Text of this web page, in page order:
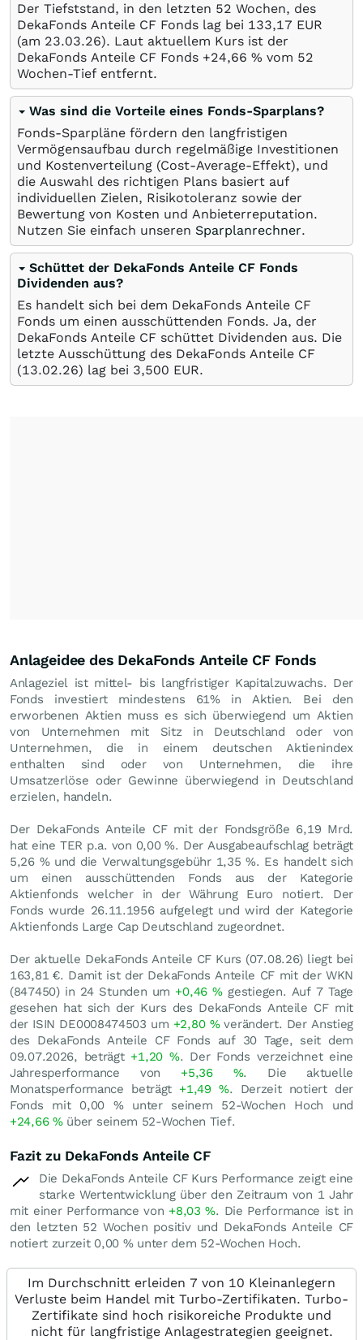
Der Tiefststand, in den letzten 52 Wochen, des
DekaFonds Anteile CF Fonds lag bei 133,17 EUR
(am 23.03.26). Laut aktuellem Kurs ist der
DekaFonds Anteile CF Fonds +24,66 % vom 52
Wochen-Tief entfernt.
Was sind die Vorteile eines Fonds-Sparplans?
Fonds-Sparpläne fördern den langfristigen
Vermögensaufbau durch regelmäßige Investitionen
und Kostenverteilung (Cost-Average-Effekt), und
die Auswahl des richtigen Plans basiert auf
individuellen Zielen, Risikotoleranz sowie der
Bewertung von Kosten und Anbieterreputation.
Nutzen Sie einfach unseren Sparplanrechner.
Schüttet der DekaFonds Anteile CF Fonds
Dividenden aus?
Es handelt sich bei dem DekaFonds Anteile CF
Fonds um einen ausschüttenden Fonds. Ja, der
DekaFonds Anteile CF schüttet Dividenden aus. Die
letzte Ausschüttung des DekaFonds Anteile CF
(13.02.26) lag bei 3,500 EUR.
Anlageidee des DekaFonds Anteile CF Fonds
Anlageziel ist mittel- bis langfristiger Kapitalzuwachs. Der
Fonds investiert mindestens 61% in Aktien. Bei den
erworbenen Aktien muss es sich überwiegend um Aktien
von Unternehmen mit Sitz in Deutschland oder von
Unternehmen, die in einem deutschen Aktienindex
enthalten sind oder von Unternehmen, die ihre
Umsatzerlöse oder Gewinne überwiegend in Deutschland
erzielen, handeln.
Der DekaFonds Anteile CF mit der Fondsgröße 6,19 Mrd.
hat eine TER p.a. von 0,00 %. Der Ausgabeaufschlag beträgt
5,26 % und die Verwaltungsgebühr 1,35 %. Es handelt sich
um einen ausschüttenden Fonds aus der Kategorie
Aktienfonds welcher in der Währung Euro notiert. Der
Fonds wurde 26.11.1956 aufgelegt und wird der Kategorie
Aktienfonds Large Cap Deutschland zugeordnet.
Der aktuelle DekaFonds Anteile CF Kurs (07.08.26) liegt bei
163,81 €. Damit ist der DekaFonds Anteile CF mit der WKN
(847450) in 24 Stunden um +0,46% gestiegen. Auf 7 Tage
gesehen hat sich der Kurs des DekaFonds Anteile CF mit
der ISIN DE0008474503 um +2,80 %verändert. Der Anstieg
des DekaFonds Anteile CF Fonds auf 30 Tage, seit dem
09.07.2026, beträgt +1,20 %. Der Fonds verzeichnet eine
Jahresperformance von +5,36 %. Die aktuelle
Monatsperformance beträgt +1,49 %. Derzeit notiert der
Fonds mit 0,00 %unter seinem 52-Wochen Hoch und
+24,66 %über seinem 52-Wochen Tief.
Fazit zu DekaFonds Anteile CF
Die DekaFonds Anteile CF Kurs Performance zeigt eine
starke Wertentwicklung über den Zeitraum von 1 Jahr
mit einer Performance von +8,03%. Die Performance ist in
den letzten 52 Wochen positiv und DekaFonds Anteile CF
notiert zurzeit 0,00 %unter dem 52-Wochen Hoch.
Im Durchschnitt erleiden 7 von 10 Kleinanlegern
Verluste beim Handel mit Turbo-Zertifikaten. Turbo-
Zertifikate sind hoch risikoreiche Produkte und
nicht für langfristige Anlagestrategien geeignet.